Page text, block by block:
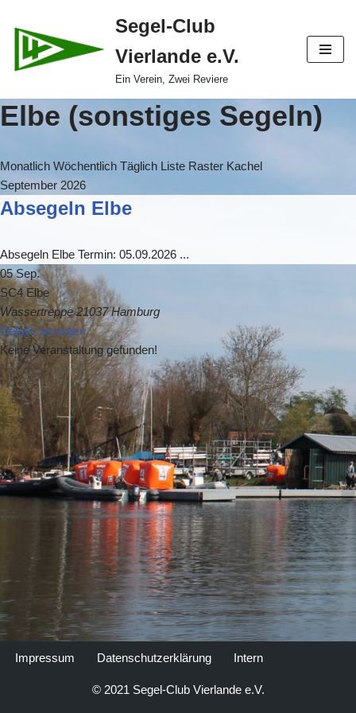
Zum
Inhalt
Segel-Club
Vierlande e.V.
Ein Verein, Zwei Reviere
Elbe (sonstiges Segeln)
Monatlich Wöchentlich Täglich Liste Raster Kachel
September 2026
Absegeln Elbe
Absegeln Elbe Termin: 05.09.2026 ...
05 Sep.
SC4 Elbe
Wassertreppe 21037 Hamburg
Details anzeigen
Keine Veranstaltung gefunden!
Impressum Datenschutzerklärung Intern
© 2021 Segel-Club Vierlande e.V.